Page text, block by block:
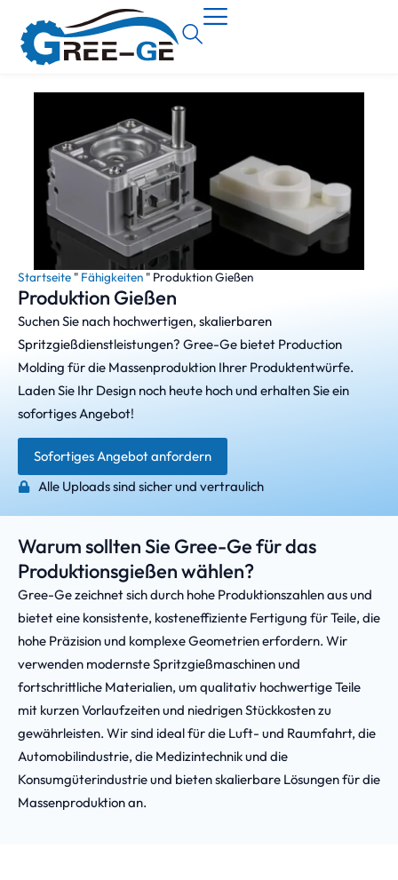
Startseite " Fähigkeiten " Produktion Gießen
Produktion Gießen
Suchen Sie nach hochwertigen, skalierbaren
Spritzgießdienstleistungen? Gree-Ge bietet Production
Molding für die Massenproduktion Ihrer Produktentwürfe.
Laden Sie Ihr Design noch heute hoch und erhalten Sie ein
sofortiges Angebot!
Sofortiges Angebot anfordern
Alle Uploads sind sicher und vertraulich
Warum sollten Sie Gree-Ge für das
Produktionsgießen wählen?
Gree-Ge zeichnet sich durch hohe Produktionszahlen aus und
bietet eine konsistente, kosteneffiziente Fertigung für Teile, die
hohe Präzision und komplexe Geometrien erfordern. Wir
verwenden modernste Spritzgießmaschinen und
fortschrittliche Materialien, um qualitativ hochwertige Teile
mit kurzen Vorlaufzeiten und niedrigen Stückkosten zu
gewährleisten. Wir sind ideal für die Luft- und Raumfahrt, die
Automobilindustrie, die Medizintechnik und die
Konsumgüterindustrie und bieten skalierbare Lösungen für die
Massenproduktion an.